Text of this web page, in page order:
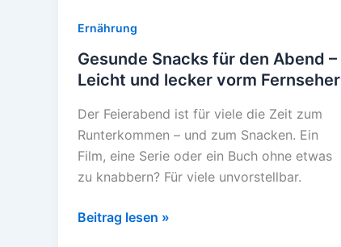
Ernährung
Gesunde Snacks für den Abend –
Leicht und lecker vorm Fernseher
Der Feierabend ist für viele die Zeit zum
Runterkommen – und zum Snacken. Ein
Film, eine Serie oder ein Buch ohne etwas
zu knabbern? Für viele unvorstellbar.
Gesunde
Beitrag lesen »